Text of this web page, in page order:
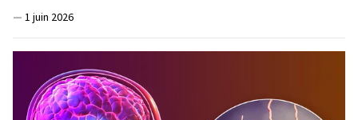
— 1 juin 2026